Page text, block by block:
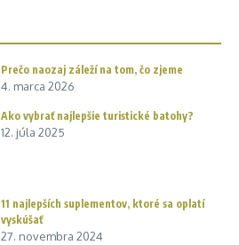
Prečo naozaj záleží na tom, čo zjeme
4. marca 2026
Ako vybrať najlepšie turistické batohy?
12. júla 2025
11 najlepších suplementov, ktoré sa oplatí
vyskúšať
27. novembra 2024